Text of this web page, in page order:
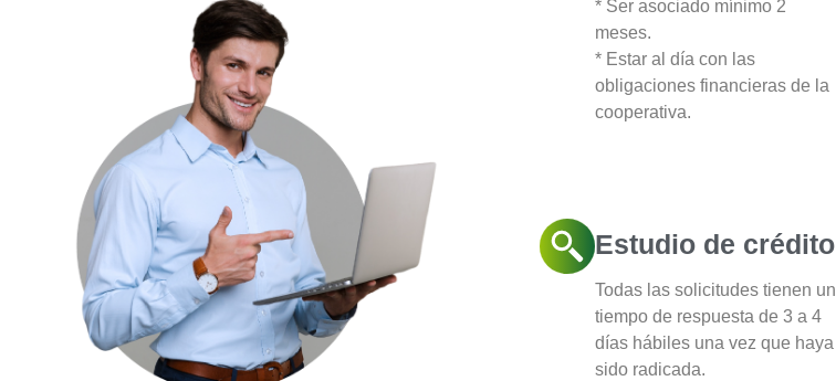
* Ser asociado mínimo 2
meses.
* Estar al día con las
obligaciones financieras de la
cooperativa.
Estudio de crédito
Todas las solicitudes tienen un
tiempo de respuesta de 3 a 4
días hábiles una vez que haya
sido radicada.